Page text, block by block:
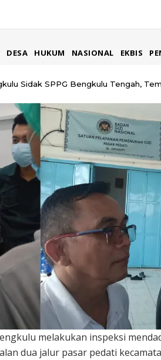
DESA HUKUM NASIONAL EKBIS
Sidak SPPG Bengkulu Tengah,
melakukan inspeksi
dua jalur pasar pedati